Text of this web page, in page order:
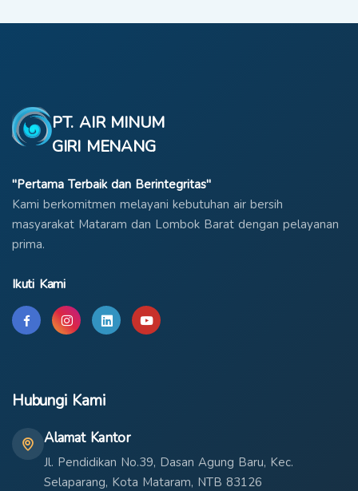
PT. AIR MINUM
GIRI MENANG
"Pertama Terbaik dan Berintegritas"
Kami berkomitmen melayani kebutuhan air bersih
masyarakat Mataram dan Lombok Barat dengan pelayanan
prima.
Ikuti Kami
Hubungi Kami
Alamat Kantor
Jl. Pendidikan No.39, Dasan Agung Baru, Kec.
Selaparang, Kota Mataram, NTB 83126